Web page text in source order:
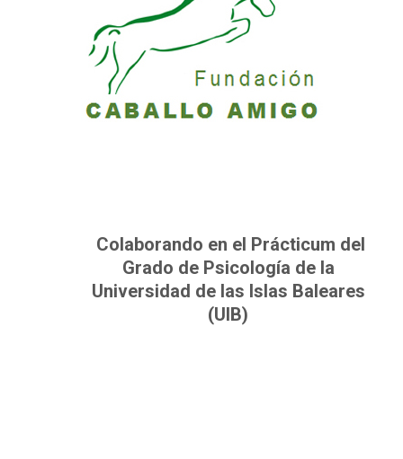
Colaborando en el Prácticum del
Grado de Psicología de la
Universidad de las Islas Baleares
(UIB)